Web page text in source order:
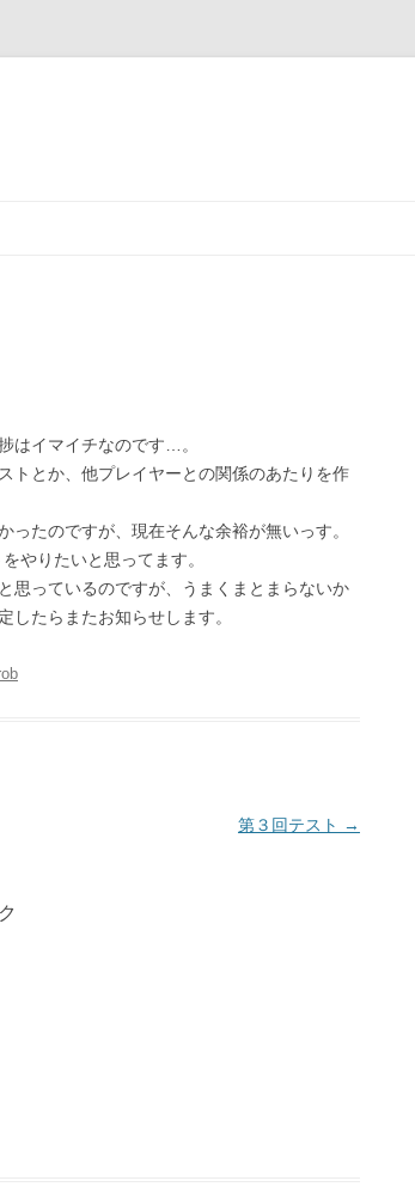
はイマイチなのです…。
とか、他プレイヤーとの関係のあたりを作
たのですが、現在そんな余裕が無いっす。
やりたいと思ってます。
っているのですが、うまくまとまらないか
したらまたお知らせします。
第３回テスト →